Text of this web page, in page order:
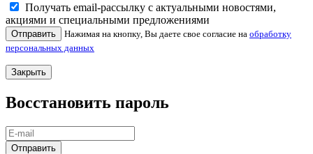
Получать email-рассылку с актуальными новостями,
акциями и специальными предложениями
Отправить Нажимая на кнопку, Вы даете свое согласие на обработку
персональных данных
Закрыть
Восстановить пароль
Отправить